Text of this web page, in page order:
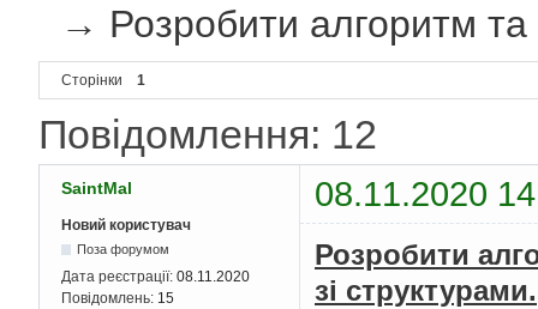
→ Розробити алгоритм
Сторінки 1
Повідомлення: 12
SaintMal 08.11.2020
Новий користувач
Поза форумом
Дата реєстрації: 08.11.2020
Повідомлень: 15
Розробити
зі структурами.